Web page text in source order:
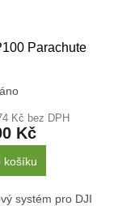
Parachute
Kč bez DPH
Kč
košíku
systém pro DJI